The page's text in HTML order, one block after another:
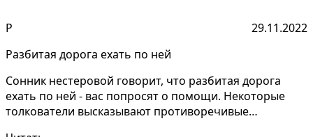
Р
29.11.2022
Разбитая дорога ехать по ней
Сонник нестеровой говорит, что разбитая дорога
ехать по ней - вас попросят о помощи. Некоторые
толкователи высказывают противоречивые